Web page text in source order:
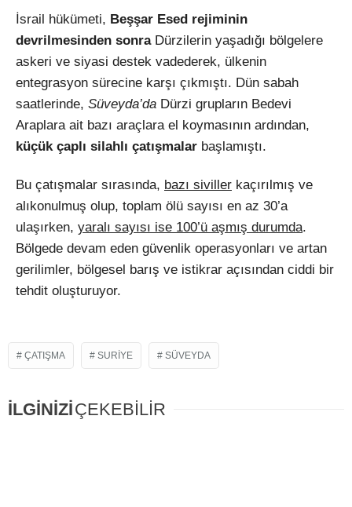
İsrail hükümeti, Beşşar Esed rejiminin
devrilmesinden sonraDürzilerin yaşadığı bölgelere
askeri ve siyasi destek vadederek, ülkenin
entegrasyon sürecine karşı çıkmıştı. Dün sabah
saatlerinde, Süveyda’da Dürzi grupların Bedevi
Araplara ait bazı araçlara el koymasının ardından,
küçük çaplı silahlı çatışmalar başlamıştı.
Bu çatışmalar sırasında, bazı siviller kaçırılmış ve
alıkonulmuş olup, toplam ölü sayısı en az 30’a
ulaşırken, yaralı sayısı ise 100’ü aşmış durumda.
Bölgede devam eden güvenlik operasyonları ve artan
gerilimler, bölgesel barış ve istikrar açısından ciddi bir
tehdit oluşturuyor.
ÇATIŞMA SURIYE SÜVEYDA
İLGİNİZİÇEKEBİLİR